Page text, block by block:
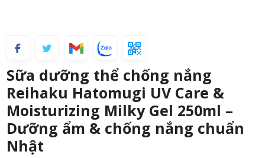
Sữa dưỡng thể chống nắng
Reihaku Hatomugi UV Care &
Moisturizing Milky Gel 250ml –
Dưỡng ẩm & chống nắng chuẩn
Nhật